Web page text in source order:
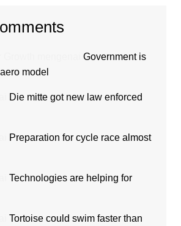
Government is
model
Die mitte got new law enforced
Preparation for cycle race almost
Technologies are helping for
Tortoise could swim faster than